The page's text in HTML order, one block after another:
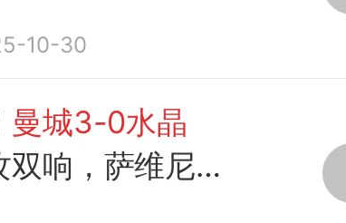
10-30
曼城3-0水晶
双响，萨维尼奥